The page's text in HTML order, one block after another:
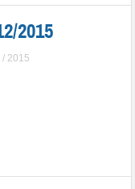
2015
/ 2015